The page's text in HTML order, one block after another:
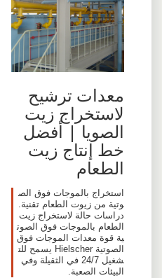
معدات ترشيح
لاستخراج زيت
الصويا | أفضل
خط إنتاج زيت
الطعام
استخراج بالموجات فوق الص
وتية من زيوت الطعام تقنية.
دراسات حالة لاستخراج زيت
الطعام بالموجات فوق الصوت
ية قوة معدات الموجات فوق
الصوتية Hielscher يسمح للت
شغيل 24/7 في الثقيلة وفي
البيئات الصعبة.